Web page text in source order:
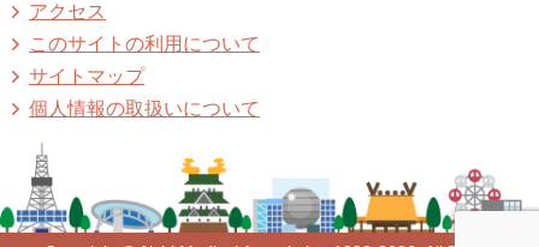
k
アクセス
このサイトの利用について
サイトマップ
個人情報の取扱いについて